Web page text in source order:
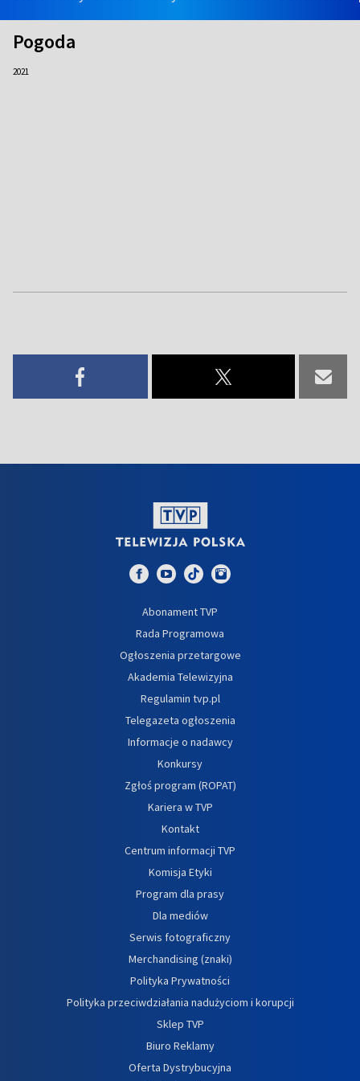
Pogoda
2021
Abonament TVP
Rada Programowa
Ogłoszenia przetargowe
Akademia Telewizyjna
Regulamin tvp.pl
Telegazeta ogłoszenia
Informacje o nadawcy
Konkursy
Zgłoś program (ROPAT)
Kariera w TVP
Kontakt
Centrum informacji TVP
Komisja Etyki
Program dla prasy
Dla mediów
Serwis fotograficzny
Merchandising (znaki)
Polityka Prywatności
Polityka przeciwdziałania nadużyciom i korupcji
Sklep TVP
Biuro Reklamy
Oferta Dystrybucyjna